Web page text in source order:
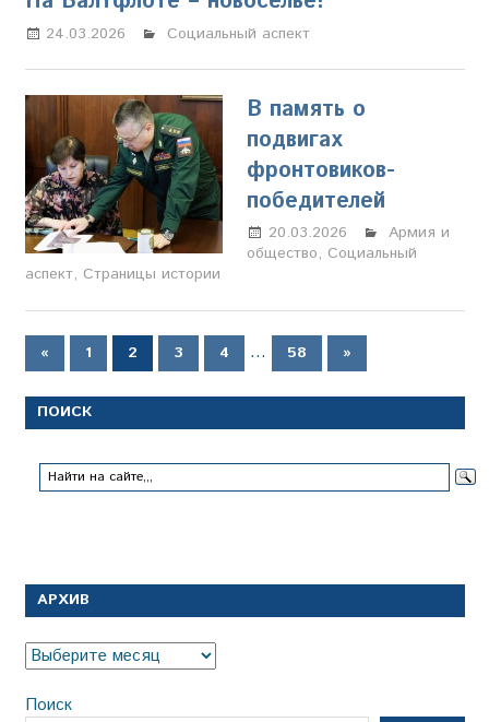
24.03.2026 Настя Свиридова
Социальный аспект
В память о
подвигах
фронтовиков-
победителей
20.03.2026
Марина
Щербакова
Армия и
общество, Социальный
аспект, Страницы истории
Пагинация
«Предыдущие
записи
1 2 3 4 … 58
Следующие
записи
»
ПОИСК
АРХИВ
Архив
Поиск